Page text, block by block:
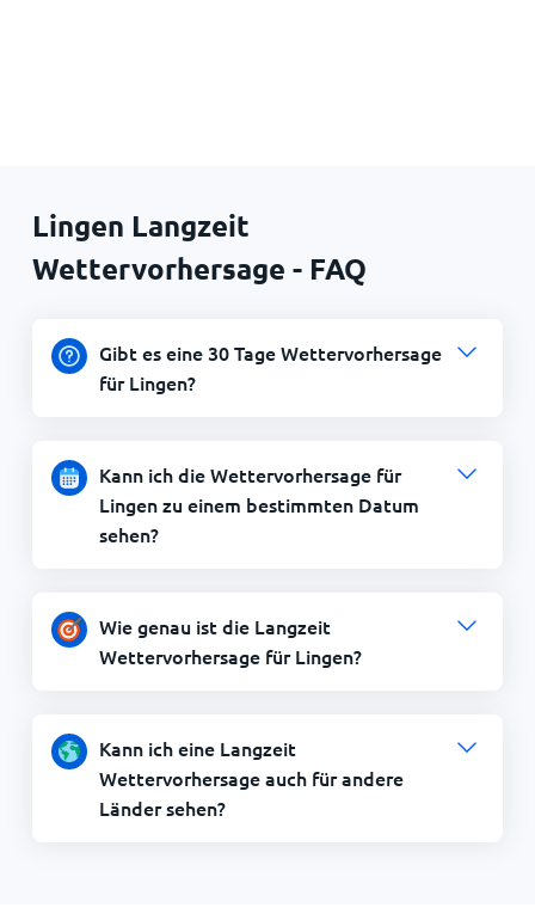
Lingen Langzeit
Wettervorhersage - FAQ
Gibt es eine 30 Tage Wettervorhersage
für Lingen?
Kann ich die Wettervorhersage für
Lingen zu einem bestimmten Datum
sehen?
Wie genau ist die Langzeit
Wettervorhersage für Lingen?
Kann ich eine Langzeit
Wettervorhersage auch für andere
Länder sehen?